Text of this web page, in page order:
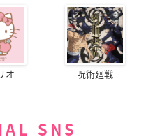
オ 呪術廻戦
SNS